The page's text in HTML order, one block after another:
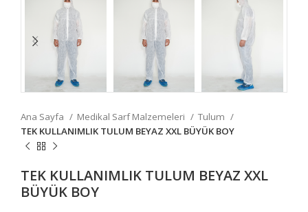
Ana Sayfa Medikal Sarf Malzemeleri
Tulum
TEK KULLANIMLIK TULUM BEYAZ XXL BÜYÜK BOY
TEK KULLANIMLIK TULUM BEYAZ XXL
BÜYÜK BOY